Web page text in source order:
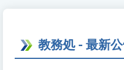
教務処 - 最新